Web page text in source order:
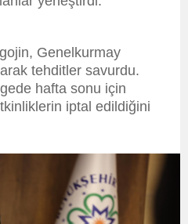
Genelkurmay
tehditler savurdu.
hafta sonu için
iptal edildiğini